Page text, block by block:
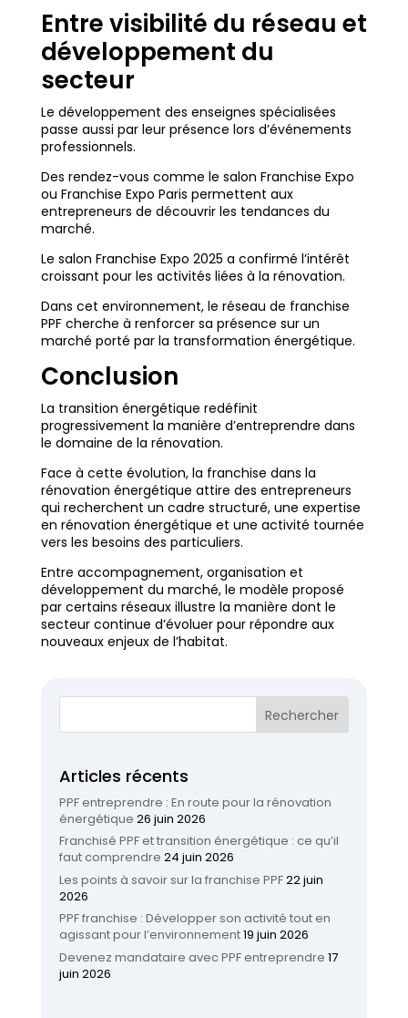
Entre visibilité du réseau et
développement du
secteur
Le développement des enseignes spécialisées
passe aussi par leur présence lors d’événements
professionnels.
Des rendez-vous comme le salon Franchise Expo
ou Franchise Expo Paris permettent aux
entrepreneurs de découvrir les tendances du
marché.
Le salon Franchise Expo 2025 a confirmé l’intérêt
croissant pour les activités liées à la rénovation.
Dans cet environnement, le réseau de franchise
PPF cherche à renforcer sa présence sur un
marché porté par la transformation énergétique.
Conclusion
La transition énergétique redéfinit
progressivement la manière d’entreprendre dans
le domaine de la rénovation.
Face à cette évolution, la franchise dans la
rénovation énergétique attire des entrepreneurs
qui recherchent un cadre structuré, une expertise
en rénovation énergétique et une activité tournée
vers les besoins des particuliers.
Entre accompagnement, organisation et
développement du marché, le modèle proposé
par certains réseaux illustre la manière dont le
secteur continue d’évoluer pour répondre aux
nouveaux enjeux de l’habitat.
Articles récents
PPF entreprendre : En route pour la rénovation
énergétique 26 juin 2026
Franchisé PPF et transition énergétique : ce qu’il
faut comprendre 24 juin 2026
Les points à savoir sur la franchise PPF22 juin
2026
PPF franchise : Développer son activité tout en
agissant pour l’environnement19 juin 2026
Devenez mandataire avec PPF entreprendre 17
juin 2026